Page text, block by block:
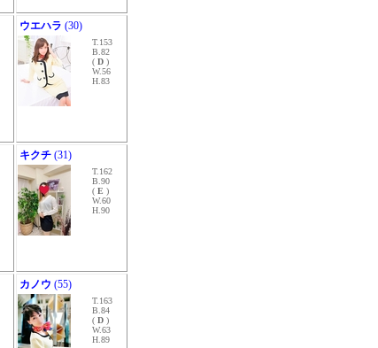
ウエハラ (30)
T.153
B.82
( D )
W.56
H.83
キクチ (31)
T.162
B.90
( E )
W.60
H.90
カノウ (55)
T.163
B.84
( D )
W.63
H.89